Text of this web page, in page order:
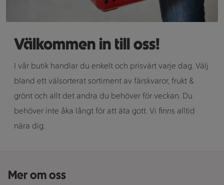
Välkommen in till oss!
I vår butik handlar du enkelt och prisvärt varje dag. Välj
bland ett välsorterat sortiment av färskvaror, frukt &
grönt och allt det andra du behöver för veckan. Du
behöver inte åka långt för att äta gott. Vi finns alltid
nära dig.
Mer om oss